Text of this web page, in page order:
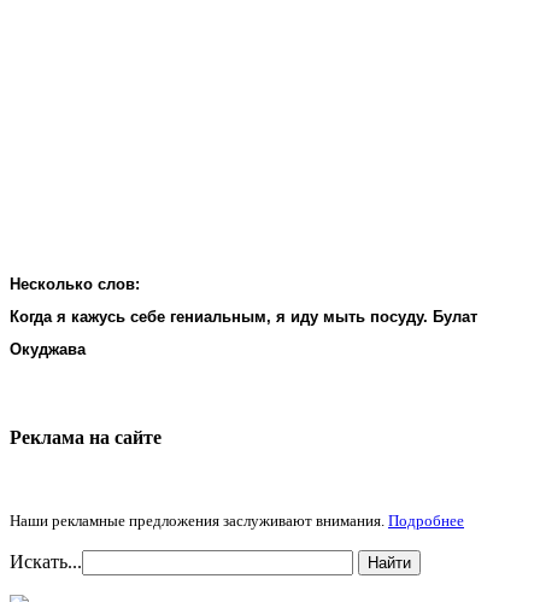
Несколько слов:
Когда я кажусь себе гениальным, я иду мыть посуду. Булат
Окуджава
Реклама на cайте
Наши рекламные предложения заслуживают внимания. Подробнее
Искать... Найти